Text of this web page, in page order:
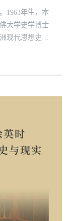
1963年生，本
大学史学博士
现代思想史、
美丽心灵》